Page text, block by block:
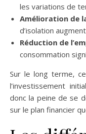
les variations de
Amélioration de
d’isolation
Réduction de
consommation
Sur le long terme,
l’investissement
donc la peine de se
sur le plan financier